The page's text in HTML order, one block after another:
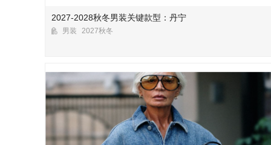
2027-2028秋冬男装关键款型：丹宁
男装 2027秋冬